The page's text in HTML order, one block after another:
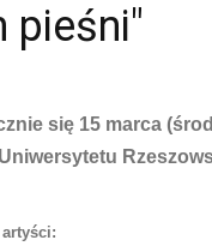
pieśni"
się 15 marca